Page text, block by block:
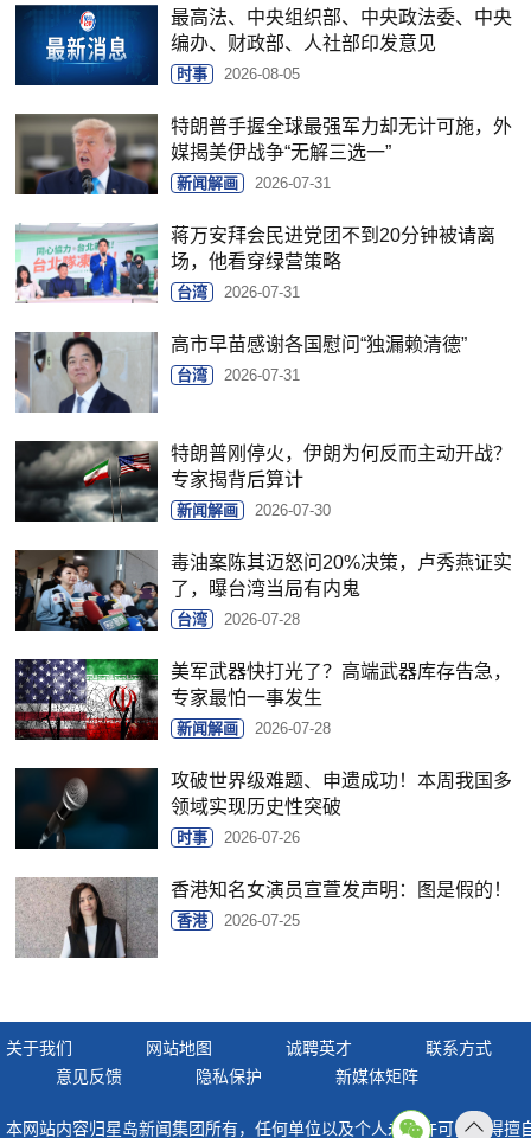
最高法、中央组织部、中央政法委、中央
编办、财政部、人社部印发意见
时事 2026-08-05
特朗普手握全球最强军力却无计可施，外
媒揭美伊战争“无解三选一”
新闻解画 2026-07-31
蒋万安拜会民进党团不到20分钟被请离
场，他看穿绿营策略
台湾 2026-07-31
高市早苗感谢各国慰问“独漏赖清德”
台湾 2026-07-31
特朗普刚停火，伊朗为何反而主动开战？
专家揭背后算计
新闻解画 2026-07-30
毒油案陈其迈怒问20%决策，卢秀燕证实
了，曝台湾当局有内鬼
台湾 2026-07-28
美军武器快打光了？高端武器库存告急，
专家最怕一事发生
新闻解画 2026-07-28
攻破世界级难题、申遗成功！本周我国多
领域实现历史性突破
时事 2026-07-26
香港知名女演员宣萱发声明：图是假的！
香港 2026-07-25
关于我们 网站地图 诚聘英才
联系方式
意见反馈
隐私保护 新媒体矩阵
本网站内容归星岛新闻集团所有，任何单位以及个人未经许可，不得擅